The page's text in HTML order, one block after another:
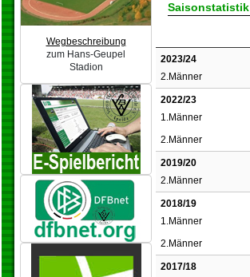
Wegbeschreibung
zum Hans-Geupel
Stadion
Saisonstatistik
2023/24
2.Männer
2022/23
1.Männer
2.Männer
2019/20
2.Männer
2018/19
1.Männer
2.Männer
2017/18